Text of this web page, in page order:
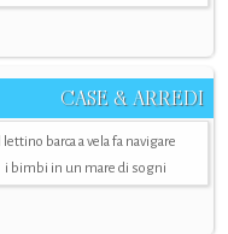
CASE & ARREDI
Il lettino barca a vela fa navigare
i bimbi in un mare di sogni